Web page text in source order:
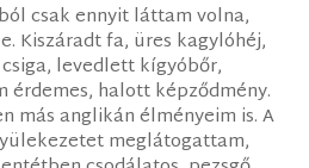
csak ennyit láttam volna,
Kiszáradt fa, üres kagylóhéj,
levedlett kígyóbőr,
érdemes, halott képződmény.
más anglikán élményeim is. A
meglátogattam,